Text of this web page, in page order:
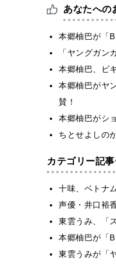
あなたへの
本郷柚巴が「
「ヤングガ
本郷柚巴、ビ
本郷柚巴がヤ
賛！
本郷柚巴がシ
ちとせよしの
カテゴリー記
十味、ベトナ
声優・井口裕
東雲うみ、「
本郷柚巴が「
東雲うみが「